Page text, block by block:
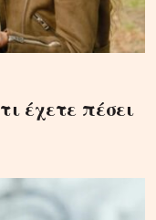
έχετε πέσει